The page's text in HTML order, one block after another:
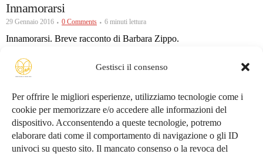
Gestisci il consenso
Per offrire le migliori esperienze, utilizziamo tecnologie come i
cookie per memorizzare e/o accedere alle informazioni del
dispositivo. Acconsentendo a queste tecnologie, potremo
elaborare dati come il comportamento di navigazione o gli ID
univoci su questo sito. Il mancato consenso o la revoca del
Innamorarsi
29 Gennaio 2016 0 Comments 6 minuti lettura
Innamorarsi. Breve racconto di Barbara Zippo.
Conosciamoci